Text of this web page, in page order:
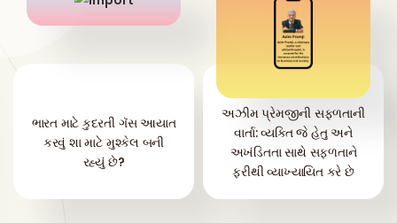
ભારત માટે કુદરતી ગૅસ આયાત
કરવું શા માટે મુશ્કેલ બની
રહ્યું છે?
અઝીમ પ્રેમજીની સફળતાની
વાર્તા: વ્યક્તિ જે હેતુ અને
અખંડિતતા સાથે સફળતાને
ફરીથી વ્યાખ્યાયિત કરે છે